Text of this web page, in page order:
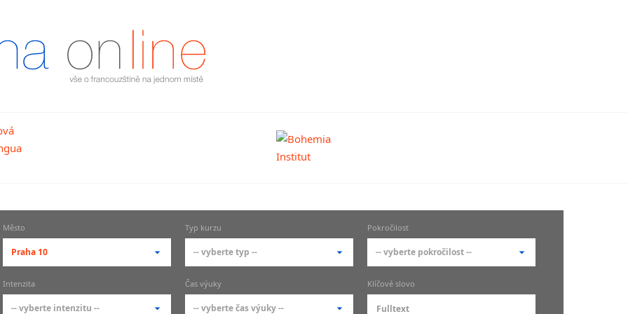
Město
Praha 10
-- vyberte město --
pražské městské části
Typ kurzu
-- vyberte typ --
-- vyberte typ --
základní členění kurzů
Pokročilost
-- vyberte pokročilost --
-- vyberte pokročilost --
Intenzita
-- vyberte intenzitu --
Čas výuky
-- vyberte čas výuky --
Klíčové slovo